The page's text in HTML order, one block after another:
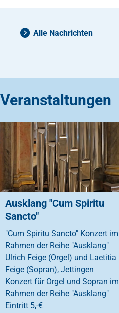
Alle Nachrichten
Veranstaltungen
Ausklang "Cum Spiritu
Sancto"
"Cum Spiritu Sancto" Konzert im
Rahmen der Reihe "Ausklang"
Ulrich Feige (Orgel) und Laetitia
Feige (Sopran), Jettingen
Konzert für Orgel und Sopran im
Rahmen der Reihe "Ausklang"
Eintritt 5,-€